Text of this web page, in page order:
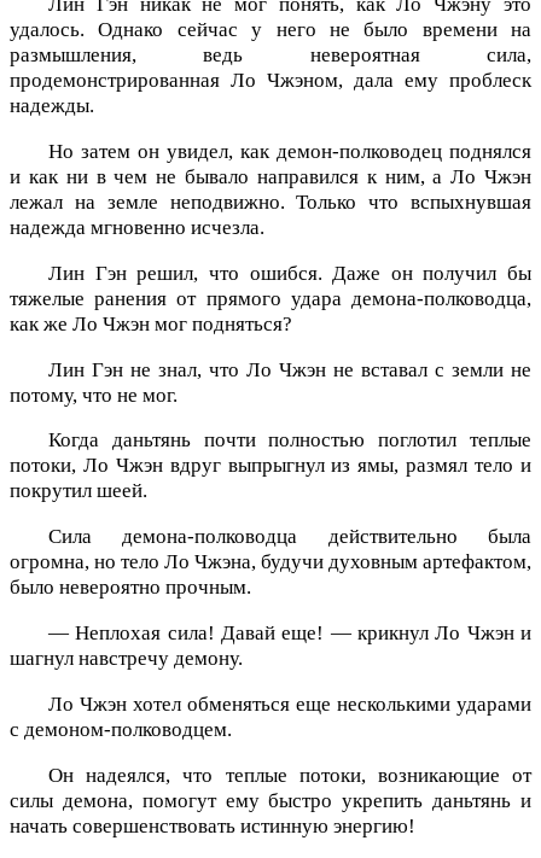
удалось. Однако сейчас у него не было времени на
размышления, ведь невероятная сила,
продемонстрированная Ло Чжэном, дала ему проблеск
надежды.
Но затем он увидел, как демон-полководец поднялся
и как ни в чем не бывало направился к ним, а Ло Чжэн
лежал на земле неподвижно. Только что вспыхнувшая
надежда мгновенно исчезла.
Лин Гэн решил, что ошибся. Даже он получил бы
тяжелые ранения от прямого удара демона-полководца,
как же Ло Чжэн мог подняться?
Лин Гэн не знал, что Ло Чжэн не вставал с земли не
потому, что не мог.
Когда даньтянь почти полностью поглотил теплые
потоки, Ло Чжэн вдруг выпрыгнул из ямы, размял тело и
покрутил шеей.
Сила демона-полководца действительно была
огромна, но тело Ло Чжэна, будучи духовным артефактом,
было невероятно прочным.
— Неплохая сила! Давай еще! — крикнул Ло Чжэн и
шагнул навстречу демону.
Ло Чжэн хотел обменяться еще несколькими ударами
с демоном-полководцем.
Он надеялся, что теплые потоки, возникающие от
силы демона, помогут ему быстро укрепить даньтянь и
начать совершенствовать истинную энергию!